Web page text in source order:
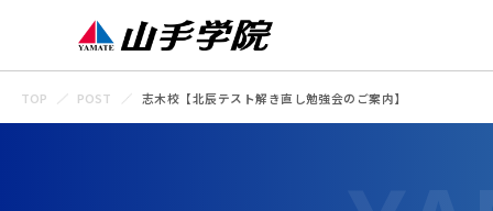
TOP POST 志木校【北辰テスト解き直し勉強会のご案内】